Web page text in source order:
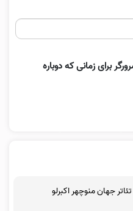
برای زمانی که دوباره
جهان منوچهر اکبرلو